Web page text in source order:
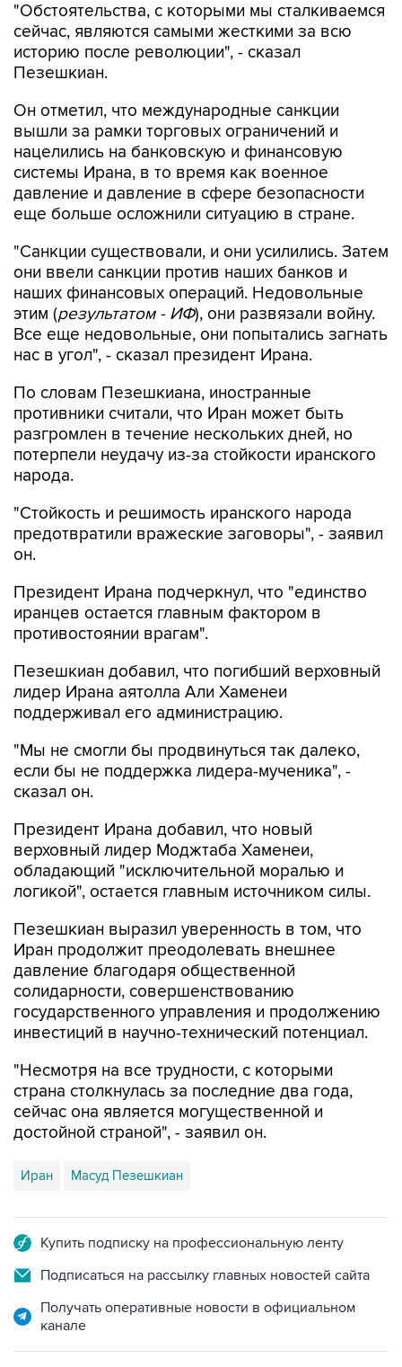
"Обстоятельства, с которыми мы сталкиваемся
сейчас, являются самыми жесткими за всю
историю после революции", - сказал
Пезешкиан.
Он отметил, что международные санкции
вышли за рамки торговых ограничений и
нацелились на банковскую и финансовую
системы Ирана, в то время как военное
давление и давление в сфере безопасности
еще больше осложнили ситуацию в стране.
"Санкции существовали, и они усилились. Затем
они ввели санкции против наших банков и
наших финансовых операций. Недовольные
этим (результатом - ИФ), они развязали войну.
Все еще недовольные, они попытались загнать
нас в угол", - сказал президент Ирана.
По словам Пезешкиана, иностранные
противники считали, что Иран может быть
разгромлен в течение нескольких дней, но
потерпели неудачу из-за стойкости иранского
народа.
"Стойкость и решимость иранского народа
предотвратили вражеские заговоры", - заявил
он.
Президент Ирана подчеркнул, что "единство
иранцев остается главным фактором в
противостоянии врагам".
Пезешкиан добавил, что погибший верховный
лидер Ирана аятолла Али Хаменеи
поддерживал его администрацию.
"Мы не смогли бы продвинуться так далеко,
если бы не поддержка лидера-мученика", -
сказал он.
Президент Ирана добавил, что новый
верховный лидер Моджтаба Хаменеи,
обладающий "исключительной моралью и
логикой", остается главным источником силы.
Пезешкиан выразил уверенность в том, что
Иран продолжит преодолевать внешнее
давление благодаря общественной
солидарности, совершенствованию
государственного управления и продолжению
инвестиций в научно-технический потенциал.
"Несмотря на все трудности, с которыми
страна столкнулась за последние два года,
сейчас она является могущественной и
достойной страной", - заявил он.
Иран Масуд Пезешкиан
Купить подписку на профессиональную ленту
Подписаться на рассылку главных новостей сайта
Получать оперативные новости в официальном
канале